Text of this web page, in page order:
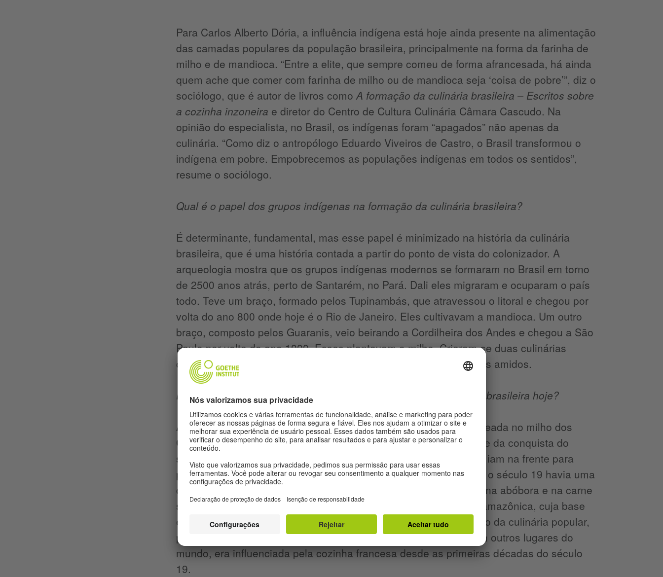
Para Carlos Alberto Dória, a influência indígena está hoje ainda presente na alimentação
das camadas populares da população brasileira, principalmente na forma da farinha de
milho e de mandioca. “Entre a elite, que sempre comeu de forma afrancesada, há ainda
quem ache que comer com farinha de milho ou de mandioca seja ‘coisa de pobre’”, diz o
sociólogo, que é autor de livros comoA formação da culinária brasileira – Escritos sobre
a cozinha inzoneira e diretor do Centro de Cultura Culinária Câmara Cascudo. Na
opinião do especialista, no Brasil, os indígenas foram “apagados” não apenas da
culinária. “Como diz o antropólogo Eduardo Viveiros de Castro, o Brasil transformou o
indígena em pobre. Empobrecemos as populações indígenas em todos os sentidos”,
resume o sociólogo.
Qual é o papel dos grupos indígenas na formação da culinária brasileira?
É determinante, fundamental, mas esse papel é minimizado na história da culinária
brasileira, que é uma história contada a partir do ponto de vista do colonizador. A
arqueologia mostra que os grupos indígenas modernos se formaram no Brasil em torno
de 2500 anos atrás, perto de Santarém, no Pará. Dali eles migraram e ocuparam o país
todo. Teve um braço, formado pelos Tupinambás, que atravessou o litoral e chegou por
volta do ano 800 onde hoje é o Rio de Janeiro. Eles cultivavam a mandioca. Um outro
braço, composto pelos Guaranis, veio beirando a Cordilheira dos Andes e chegou a São
Paulo por volta do ano 1000. Esses plantavam o milho. Criaram-se duas culinárias
completamente diferentes e o Brasil se forma apoiado nesses dois amidos.
De que forma essa influência indígena está presente na culinária brasileira hoje?
A antiga cozinha mineira, paulista, do Centro-Oeste, era toda baseada no milho dos
Guaranis. Não podemos esquecer que a farinha de milho é a base da conquista do
sertão brasileiro pelos portugueses. Nas bandeiras, os indígenas iam na frente para
plantar o milho, que servia de alimento para os bandeirantes. Até o século 19 havia uma
culinária popular rural baseada no milho, na mandioca, no feijão, na abóbora e na carne
seca. A base da culinária brasileira era essa, exceto a da região amazônica, cuja base
era o peixe e a mandioca. É importante frisar que estamos falando da culinária popular,
pois a culinária da elite brasileira, a exemplo do que acontecia em outros lugares do
mundo, era influenciada pela cozinha francesa desde as primeiras décadas do século
19.